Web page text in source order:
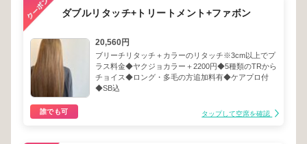
ダブルリタッチ+トリートメント+ファボン
20,560円
ブリーチリタッチ＋カラーのリタッチ※3cm以上でプ
ラス料金◆ヤクジョカラー＋2200円◆5種類のTRから
チョイス◆ロング・多毛の方追加料有◆ケアプロ付
◆SB込
誰でも可 タップして空席を確認